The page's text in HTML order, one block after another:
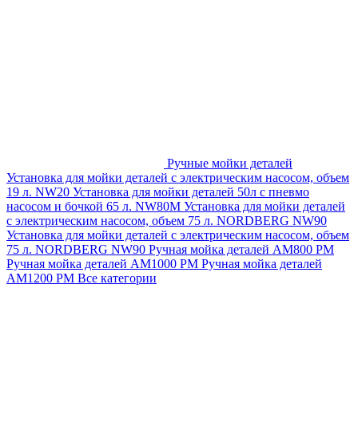
Ручные мойки деталей
Установка для мойки деталей с электрическим насосом, объем
19 л. NW20 Установка для мойки деталей 50л с пневмо
насосом и бочкой 65 л. NW80M Установка для мойки деталей
с электрическим насосом, объем 75 л. NORDBERG NW90
Установка для мойки деталей с электрическим насосом, объем
75 л. NORDBERG NW90 Ручная мойка деталей АМ800 РМ
Ручная мойка деталей АМ1000 РМ Ручная мойка деталей
АМ1200 РМ Все категории